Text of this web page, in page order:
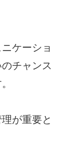
ケーショ
チャンス
が重要と